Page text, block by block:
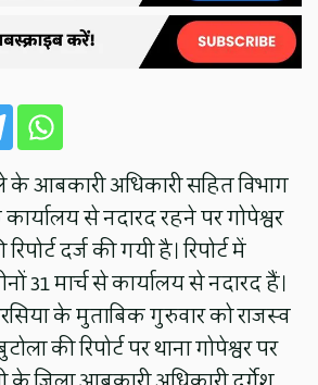
के आबकारी अधिकारी सहित विभाग
से नदारद रहने पर गोपेश्वर
दर्ज की गयी है। रिपोर्ट में
31 मार्च से कार्यालय से नदारद हैं।
के मुताबिक गुरुवार को राजस्व
की रिपोर्ट पर थाना गोपेश्वर पर